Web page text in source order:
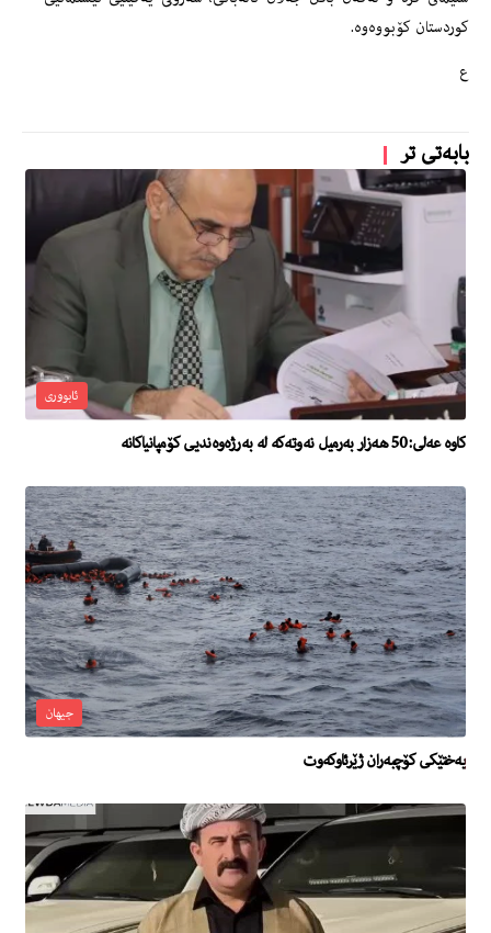
كوردستان كۆبووه‌وه‌.
ع
بابەتی تر
ئابووری
کاوە عەلی: 50 هەزار بەرمیل نەوتەکە لە بەرژەوەندیی کۆمپانیاکانە
جیهان
یەختێکی کۆچبەران ژێرئاوکەوت